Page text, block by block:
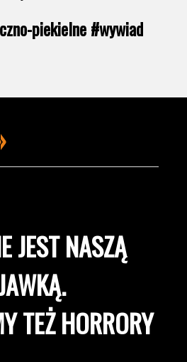
piekielne #wywiad
JEST NASZĄ
TEŻ HORRORY